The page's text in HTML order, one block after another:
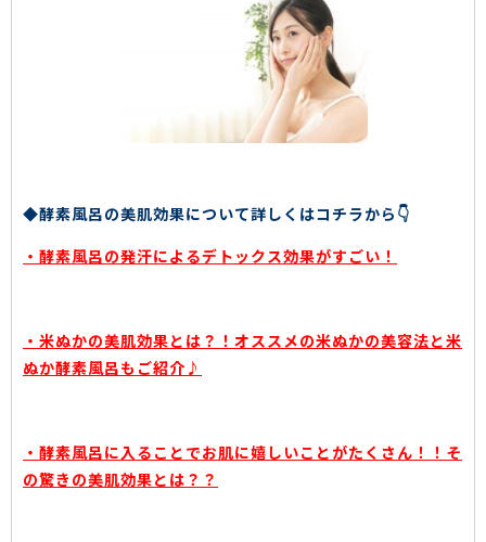
◆酵素風呂の美肌効果について詳しくはコチラから👇
・酵素風呂の発汗によるデトックス効果がすごい！
・ 米ぬかの美肌効果とは？！オススメの米ぬかの美容法と米
ぬか酵素風呂もご紹介♪
・酵素風呂に入ることでお肌に嬉しいことがたくさん！！そ
の驚きの美肌効果とは？？